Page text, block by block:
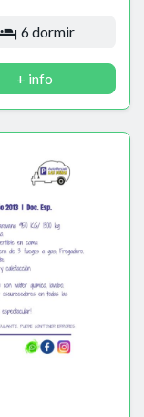
6 dormir
+ info